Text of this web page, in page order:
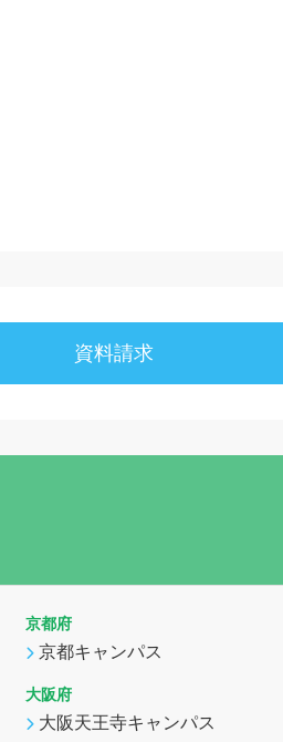
資料請求
京都府
京都キャンパス
大阪府
大阪天王寺キャンパス